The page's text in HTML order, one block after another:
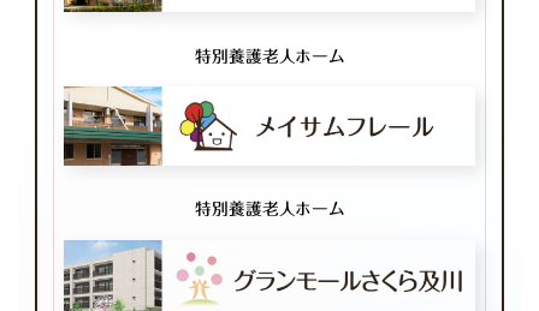
特別養護老人ホーム
特別養護老人ホーム